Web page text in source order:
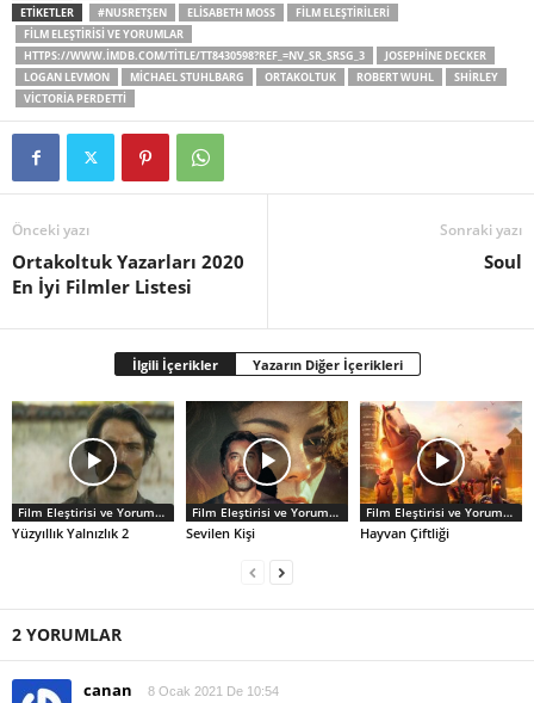
ETİKETLER
#NUSRETŞEN ELISABETH MOSS
FILM ELEŞTIRILERI
FILM ELEŞTIRISI VE YORUMLAR
HTTPS://WWW.IMDB.COM/TITLE/TT8430598?REF_=NV_SR_SRSG_3
JOSEPHINE DECKER
LOGAN LEVMON
MICHAEL STUHLBARG ORTAKOLTUK ROBERT WUHL
SHIRLEY
VICTORIA PERDETTI
Önceki yazı
Ortakoltuk Yazarları 2020
En İyi Filmler Listesi
Sonraki yazı
Soul
İlgili İçerikler Yazarın Diğer İçerikleri
Film Eleştirisi ve Yorumlar
Yüzyıllık Yalnızlık 2
Film Eleştirisi ve Yorumlar
Sevilen Kişi
Film Eleştirisi ve Yorumlar
Hayvan Çiftliği
2 YORUMLAR
canan 8 Ocak 2021 De 10:54